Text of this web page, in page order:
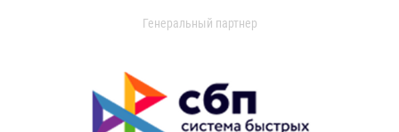
Генеральный партнер